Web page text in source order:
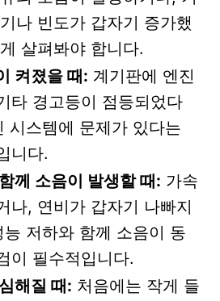
나 빈도가 갑자기 증가했
살펴봐야 합니다.
켜졌을 때: 계기판에 엔진
타 경고등이 점등되었다
시스템에 문제가 있다는
니다.
께 소음이 발생할 때: 가속
나, 연비가 갑자기 나빠지
저하와 함께 소음이 동
이 필수적입니다.
해질 때: 처음에는 작게 들